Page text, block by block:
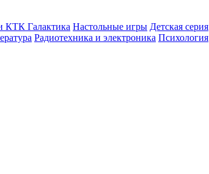
КТК Галактика Настольные игры Детская серия
Радиотехника и электроника Психология